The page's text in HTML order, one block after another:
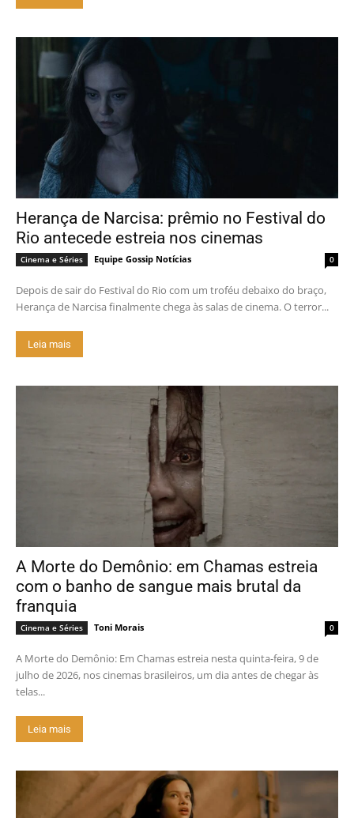
Herança de Narcisa: prêmio no Festival do
Rio antecede estreia nos cinemas
Cinema e Séries Equipe Gossip Notícias 0
Depois de sair do Festival do Rio com um troféu debaixo do braço,
Herança de Narcisa finalmente chega às salas de cinema. O terror...
Leia mais
A Morte do Demônio: em Chamas estreia
com o banho de sangue mais brutal da
franquia
Cinema e Séries Toni Morais 0
A Morte do Demônio: Em Chamas estreia nesta quinta-feira, 9 de
julho de 2026, nos cinemas brasileiros, um dia antes de chegar às
telas...
Leia mais